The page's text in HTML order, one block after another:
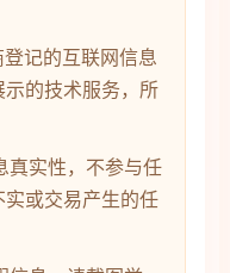
记的互联网信息
的技术服务，所
真实性，不参与任
或交易产生的任